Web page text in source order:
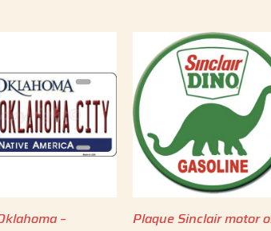
–
Plaque Sinclair motor